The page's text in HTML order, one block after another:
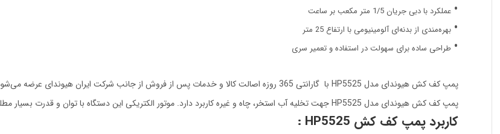
عملکرد با دبی جریان 1/5 متر مکعب بر ساعت
بهره‌مندی از بدنه‌ای آلومینیومی با ارتفاع 25 متر
طراحی ساده برای سهولت در استفاده و تعمیر سری
پمپ کف کش هیوندای مدل HP5525 با گارانتی 365 روزه اصالت کالا و خدمات پس از فروش از جانب شرکت ایران هیوندای عرضه می‌شود.
پمپ کف کش هیوندای مدل HP5525 جهت تخلیه آب استخر، چاه و غیره کاربرد دارد. موتور الکتریکی این دستگاه با توان و قدرت بسیار مطلوبی عمل می‌کند.
کاربرد پمپ کف کش HP5525 :